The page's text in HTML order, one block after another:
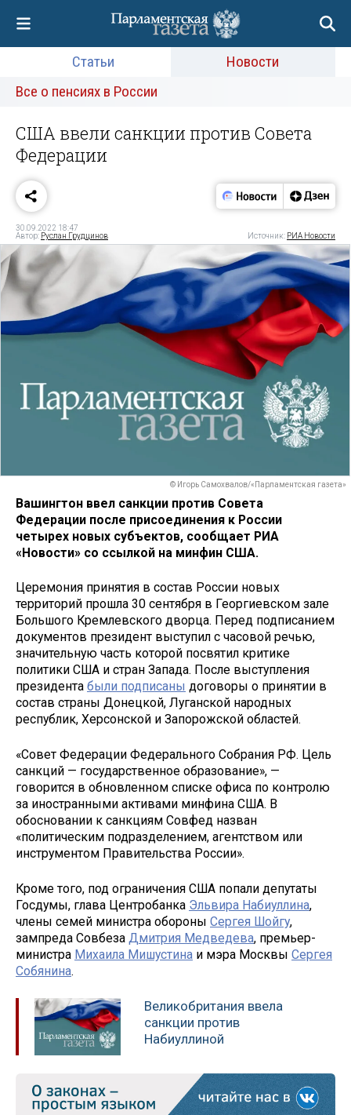
Статьи
Новости
Все о пенсиях в России
США ввели санкции против Совета
Федерации
30.09.2022 18:47
Автор: Руслан Грудцинов Источник: РИА Новости
© Игорь Самохвалов/«Парламентская газета»
Вашингтон ввел санкции против Совета
Федерации после присоединения к России
четырех новых субъектов, сообщает РИА
«Новости» со ссылкой на минфин США.
Церемония принятия в состав России новых
территорий прошла 30 сентября в Георгиевском зале
Большого Кремлевского дворца. Перед подписанием
документов президент выступил с часовой речью,
значительную часть которой посвятил критике
политики США и стран Запада. После выступления
президента были подписаны договоры о принятии в
состав страны Донецкой, Луганской народных
республик, Херсонской и Запорожской областей.
«Совет Федерации Федерального Собрания РФ. Цель
санкций — государственное образование», —
говорится в обновленном списке офиса по контролю
за иностранными активами минфина США. В
обосновании к санкциям Совфед назван
«политическим подразделением, агентством или
инструментом Правительства России».
Кроме того, под ограничения США попали депутаты
Госдумы, глава Центробанка Эльвира Набиуллина,
члены семей министра обороны Сергея Шойгу,
зампреда Совбеза Дмитрия Медведева, премьер-
министра Михаила Мишустина и мэра Москвы Сергея
Собянина.
Великобритания ввела
санкции против
Набиуллиной